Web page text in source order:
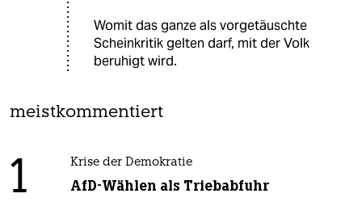
Womit das ganze als vorgetäuschte
Scheinkritik gelten darf, mit der Volk
beruhigt wird.
meistkommentiert
1 Krise der Demokratie
AfD-Wählen als Triebabfuhr